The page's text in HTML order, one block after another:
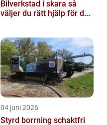
Bilverkstad i skara så
väljer du rätt hjälp för d...
04 juni 2026
Styrd borrning schaktfri